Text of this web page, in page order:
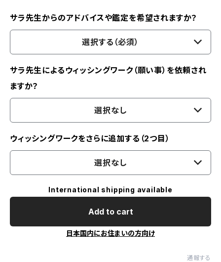
サラ先生からのアドバイスや鑑定を希望されますか？
選択する（必須）
サラ先生によるウィッシングワーク（願い事）を依頼され
ますか？
選択なし
ウィッシングワークをさらに追加する（2つ目）
選択なし
International shipping available
Add to cart
日本国内にお住まいの方向け
通報する